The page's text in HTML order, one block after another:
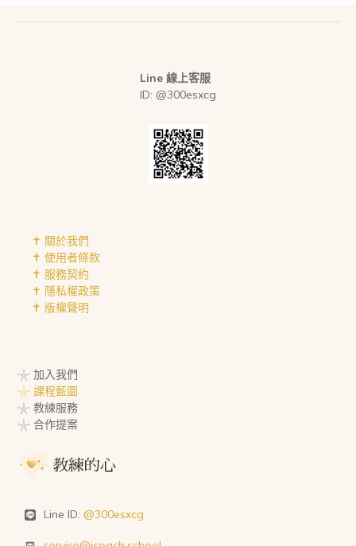
Line 線上客服
ID: @300esxcg
✝︎ 關於我們
✝︎ 使用者條款
✝︎ 服務契約
✝︎ 隱私權政策
✝︎ 版權聲明
𓇼 加入我們
𓇼 課程藍圖
𓇼 教練服務
𓇼 合作提案
Line ID: @300esxcg